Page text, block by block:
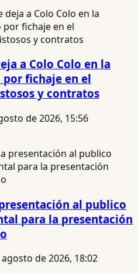
a Colo Colo en la
fichaje en el
y contratos
de 2026, 15:56
al publico
para la presentación
de 2026, 18:02